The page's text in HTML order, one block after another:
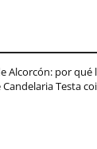
Alcorcón: por qué
Testa